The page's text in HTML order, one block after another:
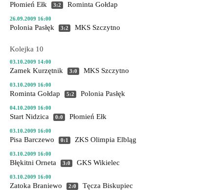
Płomień Ełk 3:2 Rominta Gołdap
26.09.2009 16:00
Polonia Pasłęk 3:2 MKS Szczytno
Kolejka 10
03.10.2009 14:00
Zamek Kurzętnik 3:0 MKS Szczytno
03.10.2009 16:00
Rominta Gołdap 5:2 Polonia Pasłęk
04.10.2009 16:00
Start Nidzica 0:0 Płomień Ełk
03.10.2009 16:00
Pisa Barczewo 0:1 ZKS Olimpia Elbląg
03.10.2009 16:00
Błękitni Orneta 3:0 GKS Wikielec
03.10.2009 16:00
Zatoka Braniewo 2:0 Tęcza Biskupiec